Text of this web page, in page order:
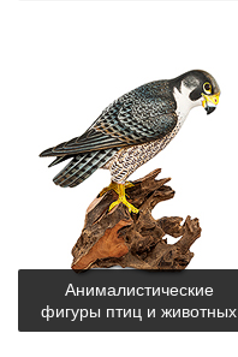
Анималистические
фигуры птиц и животных